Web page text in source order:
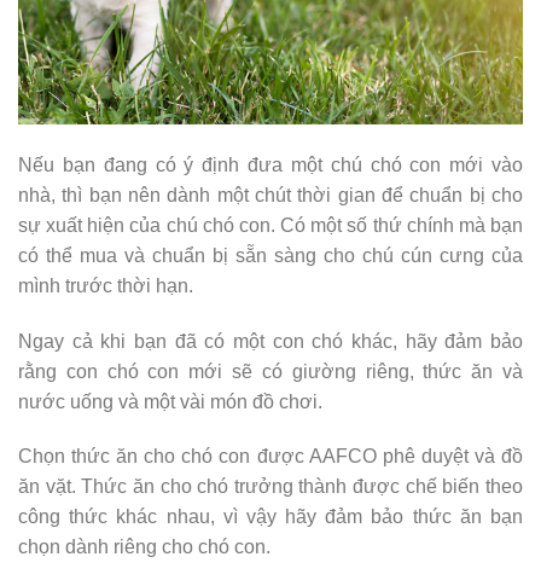
Nếu bạn đang có ý định đưa một chú chó con mới vào
nhà, thì bạn nên dành một chút thời gian để chuẩn bị cho
sự xuất hiện của chú chó con. Có một số thứ chính mà bạn
có thể mua và chuẩn bị sẵn sàng cho chú cún cưng của
mình trước thời hạn.
Ngay cả khi bạn đã có một con chó khác, hãy đảm bảo
rằng con chó con mới sẽ có giường riêng, thức ăn và
nước uống và một vài món đồ chơi.
Chọn thức ăn cho chó con được AAFCO phê duyệt và đồ
ăn vặt. Thức ăn cho chó trưởng thành được chế biến theo
công thức khác nhau, vì vậy hãy đảm bảo thức ăn bạn
chọn dành riêng cho chó con.